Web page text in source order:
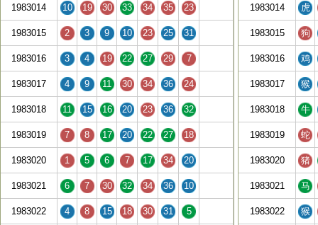
1983014 10 19 30 33 34 35 23
1983015 2 3 9 10 23 25 31
1983016 3 4 19 22 27 29 7
1983017 4 9 11 30 34 36 24
1983018 11 15 16 20 23 36 32
1983019 7 8 17 20 22 27 18
1983020 1 5 6 7 17 34 20
1983021 6 7 30 32 34 36 10
1983022 4 8 15 18 30 31 5
1983014 虎
1983015 狗
1983016 鸡
1983017 猴
1983018 牛
1983019 蛇
1983020 猪
1983021 马
1983022 猴